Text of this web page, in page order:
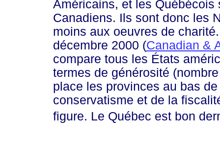
Américains, et les
Canadiens. Ils sont donc les
moins aux oeuvres de
décembre 2000 (Canadian &
compare tous les États
termes de générosité
place les provinces au bas
conservatisme et de la
figure. Le Québec est bon